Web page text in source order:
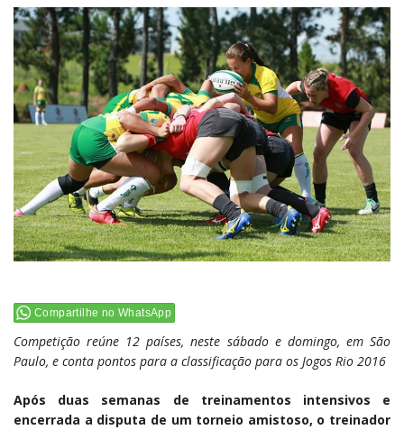
Compartilhe no WhatsApp
Competição reúne 12 países, neste sábado e domingo, em São
Paulo, e conta pontos para a classificação para os Jogos Rio 2016
Após duas semanas de treinamentos intensivos e
encerrada a disputa de um torneio amistoso, o treinador